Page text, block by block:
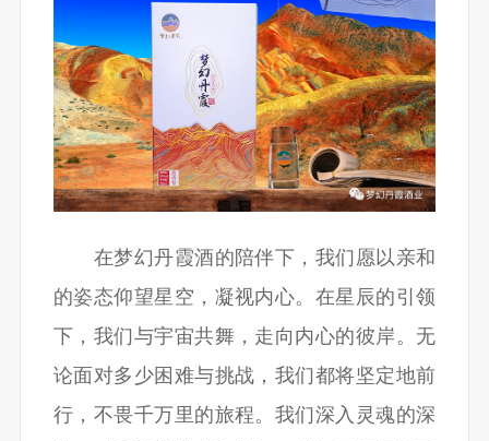
在梦幻丹霞酒的陪伴下，我们愿以亲和
的姿态仰望星空，凝视内心。在星辰的引领
下，我们与宇宙共舞，走向内心的彼岸。无
论面对多少困难与挑战，我们都将坚定地前
行，不畏千万里的旅程。我们深入灵魂的深